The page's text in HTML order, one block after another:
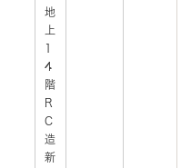
地
上
1
4
階
R
C
造
新